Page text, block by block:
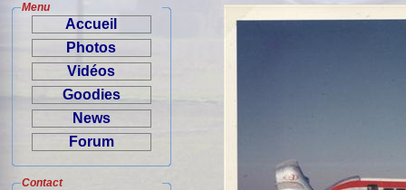
Menu
Accueil
Photos
Vidéos
Goodies
News
Forum
Contact